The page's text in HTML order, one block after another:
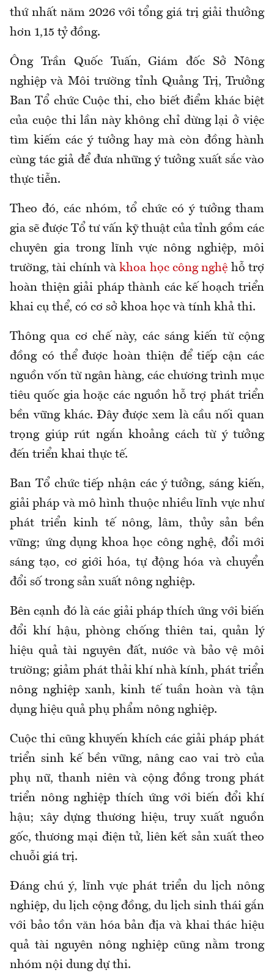
thứ nhất năm 2026 với tổng giá trị giải thưởng
hơn 1,15 tỷ đồng.
Ông Trần Quốc Tuấn, Giám đốc Sở Nông
nghiệp và Môi trường tỉnh Quảng Trị, Trưởng
Ban Tổ chức Cuộc thi, cho biết điểm khác biệt
của cuộc thi lần này không chỉ dừng lại ở việc
tìm kiếm các ý tưởng hay mà còn đồng hành
cùng tác giả để đưa những ý tưởng xuất sắc vào
thực tiễn.
Theo đó, các nhóm, tổ chức có ý tưởng tham
gia sẽ được Tổ tư vấn kỹ thuật của tỉnh gồm các
chuyên gia trong lĩnh vực nông nghiệp, môi
trường, tài chính vàkhoa học công nghệ hỗ trợ
hoàn thiện giải pháp thành các kế hoạch triển
khai cụ thể, có cơ sở khoa học và tính khả thi.
Thông qua cơ chế này, các sáng kiến từ cộng
đồng có thể được hoàn thiện để tiếp cận các
nguồn vốn từ ngân hàng, các chương trình mục
tiêu quốc gia hoặc các nguồn hỗ trợ phát triển
bền vững khác. Đây được xem là cầu nối quan
trọng giúp rút ngắn khoảng cách từ ý tưởng
đến triển khai thực tế.
Ban Tổ chức tiếp nhận các ý tưởng, sáng kiến,
giải pháp và mô hình thuộc nhiều lĩnh vực như
phát triển kinh tế nông, lâm, thủy sản bền
vững; ứng dụng khoa học công nghệ, đổi mới
sáng tạo, cơ giới hóa, tự động hóa và chuyển
đổi số trong sản xuất nông nghiệp.
Bên cạnh đó là các giải pháp thích ứng với biến
đổi khí hậu, phòng chống thiên tai, quản lý
hiệu quả tài nguyên đất, nước và bảo vệ môi
trường; giảm phát thải khí nhà kính, phát triển
nông nghiệp xanh, kinh tế tuần hoàn và tận
dụng hiệu quả phụ phẩm nông nghiệp.
Cuộc thi cũng khuyến khích các giải pháp phát
triển sinh kế bền vững, nâng cao vai trò của
phụ nữ, thanh niên và cộng đồng trong phát
triển nông nghiệp thích ứng với biến đổi khí
hậu; xây dựng thương hiệu, truy xuất nguồn
gốc, thương mại điện tử, liên kết sản xuất theo
chuỗi giá trị.
Đáng chú ý, lĩnh vực phát triển du lịch nông
nghiệp, du lịch cộng đồng, du lịch sinh thái gắn
với bảo tồn văn hóa bản địa và khai thác hiệu
quả tài nguyên nông nghiệp cũng nằm trong
nhóm nội dung dự thi.